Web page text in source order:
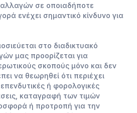
σε οποιαδήποτε
ενέχει σημαντικό κίνδυνο για
στο διαδικτυακό
μας προορίζεται για
σκοπούς μόνο και δεν
να θεωρηθεί ότι περιέχει
ή φορολογικές
καταγραφή των τιμών
ή προτροπή για την